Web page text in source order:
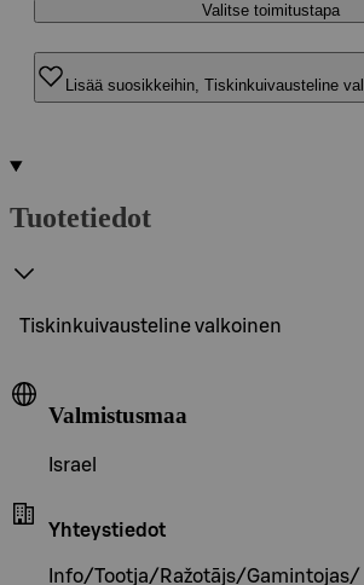
Valitse toimitustapa
Lisää suosikkeihin, Tiskinkuivausteline
Tuotetiedot
Tiskinkuivausteline valkoinen
Valmistusmaa
Israel
Yhteystiedot
Info/Tootja/Ražotājs/Gamintojas/